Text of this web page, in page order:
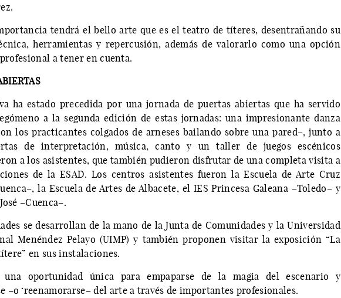
tendrá el bello arte que es el teatro de títeres, desentrañando su
herramientas y repercusión, además de valorarlo como una opción
a tener en cuenta.
ha estado precedida por una jornada de puertas abiertas que ha servido
a la segunda edición de estas jornadas: una impresionante danza
los practicantes colgados de arneses bailando sobre una pared–, junto a
de interpretación, música, canto y un taller de juegos escénicos
a los asistentes, que también pudieron disfrutar de una completa visita a
de la ESAD. Los centros asistentes fueron la Escuela de Arte Cruz
la Escuela de Artes de Albacete, el IES Princesa Galeana –Toledo– y
–Cuenca–.
se desarrollan de la mano de la Junta de Comunidades y la Universidad
Menéndez Pelayo (UIMP) y también proponen visitar la exposición “La
en sus instalaciones.
una oportunidad única para empaparse de la magia del escenario y
–o ‘reenamorarse– del arte a través de importantes profesionales.